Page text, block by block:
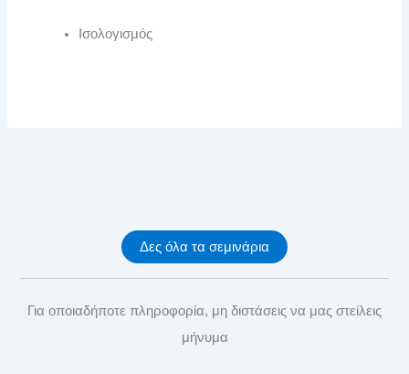
Ισολογισμός
Δες όλα τα σεμινάρια
Για οποιαδήποτε πληροφορία, μη διστάσεις να μας στείλεις
μήνυμα